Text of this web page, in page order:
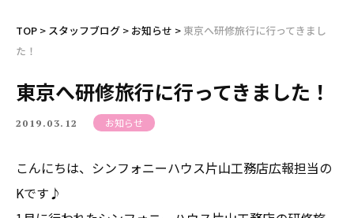
建物について
ブランドラインアップ
お知らせ
不動産情報
リフォーム
スタッフブログ
コラム
採用情報
個人情報保護方針
TOP > スタッフブログ > お知らせ > 東京へ研修旅行に行ってきまし
た！
東京へ研修旅行に行ってきました！
2019.03.12 お知らせ
こんにちは、シンフォニーハウス片山工務店広報担当の
Kです♪